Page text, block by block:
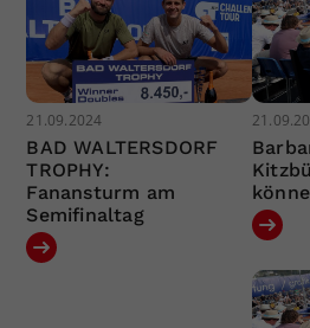
21.09.2024
BAD WALTERSDORF
TROPHY:
Fanansturm am
Semifinaltag